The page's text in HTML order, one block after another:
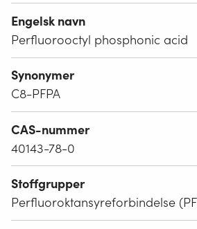
Engelsk navn
Perfluorooctyl phosphonic acid
Synonymer
C8-PFPA
CAS-nummer
40143-78-0
Stoffgrupper
Perfluoroktansyreforbindelse